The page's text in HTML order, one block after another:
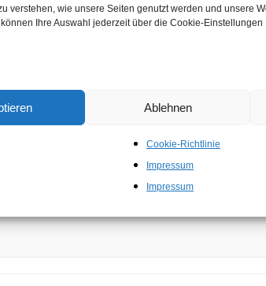
verstehen, wie unsere Seiten genutzt werden und unsere
Ihre Auswahl jederzeit über die Cookie-Einstellungen
Ablehnen
Cookie-Richtlinie
Impressum
Impressum
und Umgebung
Macke oder einen
Partner in
. Wir kaufen
sowie alle Sorten Nutzfahrzeuge und
weiteren Umgebung von Sissach mit
Motorschaden Ankauf oder simpel für den
Umgebung.